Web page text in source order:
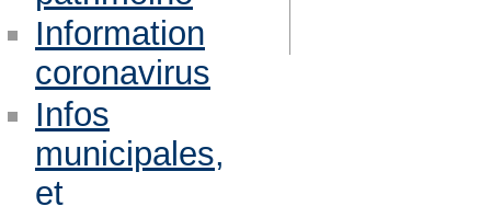
Information
coronavirus
Infos
municipales,
et